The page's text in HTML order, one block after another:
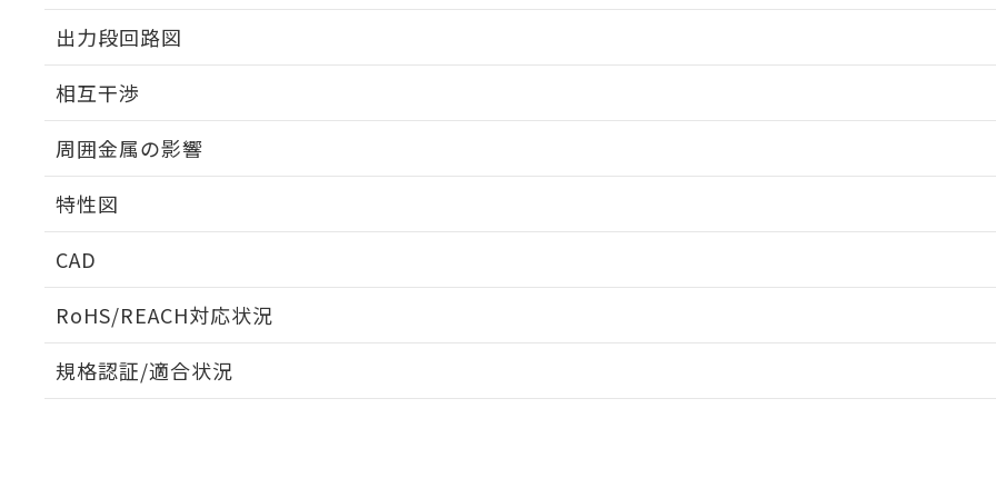
出力段回路図
相互干渉
周囲金属の影響
特性図
CAD
RoHS/REACH対応状況
EU RoHS 注意事項・凡例
規格認証/適合状況